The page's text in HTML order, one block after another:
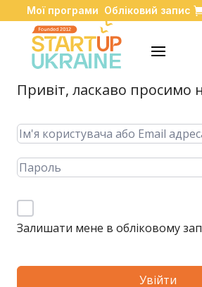
Мої програми Обліковий запис
Привіт, ласкаво просимо
Залишати мене в обліковому
Увійти